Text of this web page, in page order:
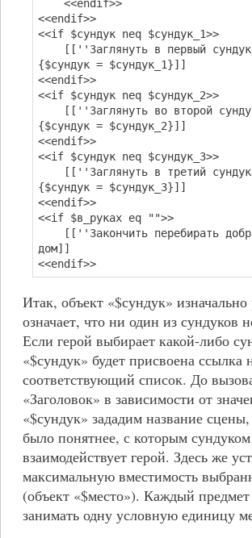
<<endif>>
<<endif>>
<<if $сундук neq $сундук_1>>
[[''Заглянуть в первый
{$сундук = $сундук_1}]]
<<endif>>
<<if $сундук neq $сундук_2>>
[[''Заглянуть во второй
{$сундук = $сундук_2}]]
<<endif>>
<<if $сундук neq $сундук_3>>
[[''Заглянуть в третий
{$сундук = $сундук_3}]]
<<endif>>
<<if $в_руках eq "">>
[[''Закончить перебирать
дом]]
<<endif>>
Итак, объект «$сундук»
означает, что ни один из сундуков
Если герой выбирает какой-либо
«$сундук» будет присвоена ссылка
соответствующий список. До
«Заголовок» в зависимости от
«$сундук» зададим название
было понятнее, с которым сундуком
взаимодействует герой. Здесь же
максимальную вместимость
(объект «$место»). Каждый предмет
занимать одну условную единицу